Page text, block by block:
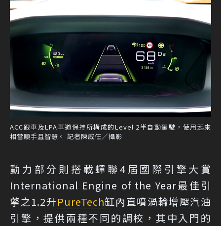
ACC跟車及LPA車道保持所構成的Level 2半自動駕駛，使用起來
相當順手且智慧。 記者陳威任／攝影
動力部分則搭載蟬聯4屆國際引擎大賞
International Engine of the Year最佳引
擎之1.2升PureTech缸內直噴渦輪增壓汽油
引擎，提供兩種不同的調校，其中入門的